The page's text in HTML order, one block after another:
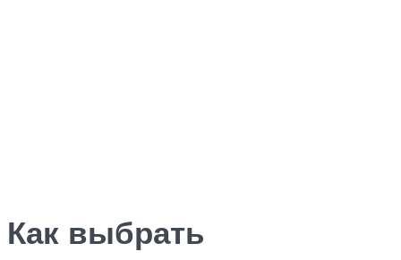
Как выбрать